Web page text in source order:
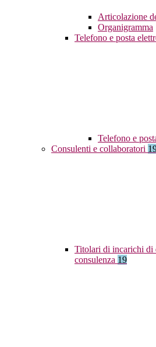
Articolazione
Organigramma
Telefono e posta
Telefono e
Consulenti e collaboratori
Titolari di incarichi di
consulenza 19